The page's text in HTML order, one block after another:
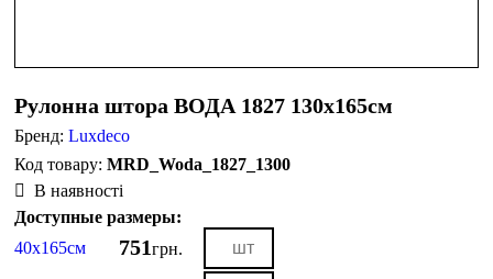
Рулонна штора ВОДА 1827 130х165см
Бренд:Luxdeco
MRD_Woda_1827_1300
В наявності
Доступные размеры:
40х165см
751грн.